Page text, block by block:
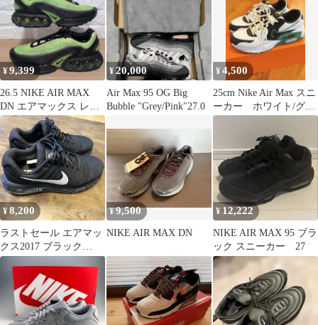
¥9,399
26.5 NIKE AIR MAX
DN エアマックス レモ
ングリーン 新品
¥20,000
Air Max 95 OG Big
Bubble "Grey/Pink"27.0
¥4,500
25cm Nike Air Max スニ
ーカー ホワイト/グリ
ーン/ブラック
¥8,200
ラストセール エアマッ
クス2017 ブラック
27.5cm 美品
¥9,500
NIKE AIR MAX DN
¥ 12,222
NIKE AIR MAX 95 ブラ
ック スニーカー 27